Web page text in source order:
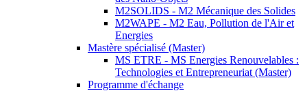
M2SOLIDS - M2 Mécanique des Solides
M2WAPE - M2 Eau, Pollution de l'Air et
Energies
Mastère spécialisé (Master)
MS ETRE - MS Energies Renouvelables :
Technologies et Entrepreneuriat (Master)
Programme d'échange